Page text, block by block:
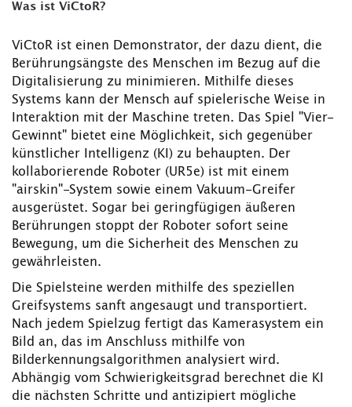
Was ist ViCtoR?
ViCtoR ist einen Demonstrator, der dazu dient, die
Berührungsängste des Menschen im Bezug auf die
Digitalisierung zu minimieren. Mithilfe dieses
Systems kann der Mensch auf spielerische Weise in
Interaktion mit der Maschine treten. Das Spiel "Vier-
Gewinnt" bietet eine Möglichkeit, sich gegenüber
künstlicher Intelligenz (KI) zu behaupten. Der
kollaborierende Roboter (UR5e) ist mit einem
"airskin"-System sowie einem Vakuum-Greifer
ausgerüstet. Sogar bei geringfügigen äußeren
Berührungen stoppt der Roboter sofort seine
Bewegung, um die Sicherheit des Menschen zu
gewährleisten.
Die Spielsteine werden mithilfe des speziellen
Greifsystems sanft angesaugt und transportiert.
Nach jedem Spielzug fertigt das Kamerasystem ein
Bild an, das im Anschluss mithilfe von
Bilderkennungsalgorithmen analysiert wird.
Abhängig vom Schwierigkeitsgrad berechnet die KI
die nächsten Schritte und antizipiert mögliche